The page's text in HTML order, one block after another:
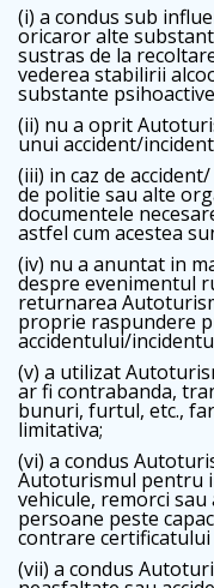
(i) a condus sub
oricaror alte
sustras de la
vederea stabilirii
substante
(ii) nu a oprit
unui accident/
(iii) in caz de
de politie sau alte
documentele
astfel cum acestea
(iv) nu a anuntat in
despre evenimentul
returnarea
proprie raspundere
accidentului/
(v) a utilizat
ar fi contrabanda,
bunuri, furtul, etc.,
limitativa;
(vi) a condus
Autoturismul pentru
vehicule, remorci
persoane peste
contrare
(vii) a condus